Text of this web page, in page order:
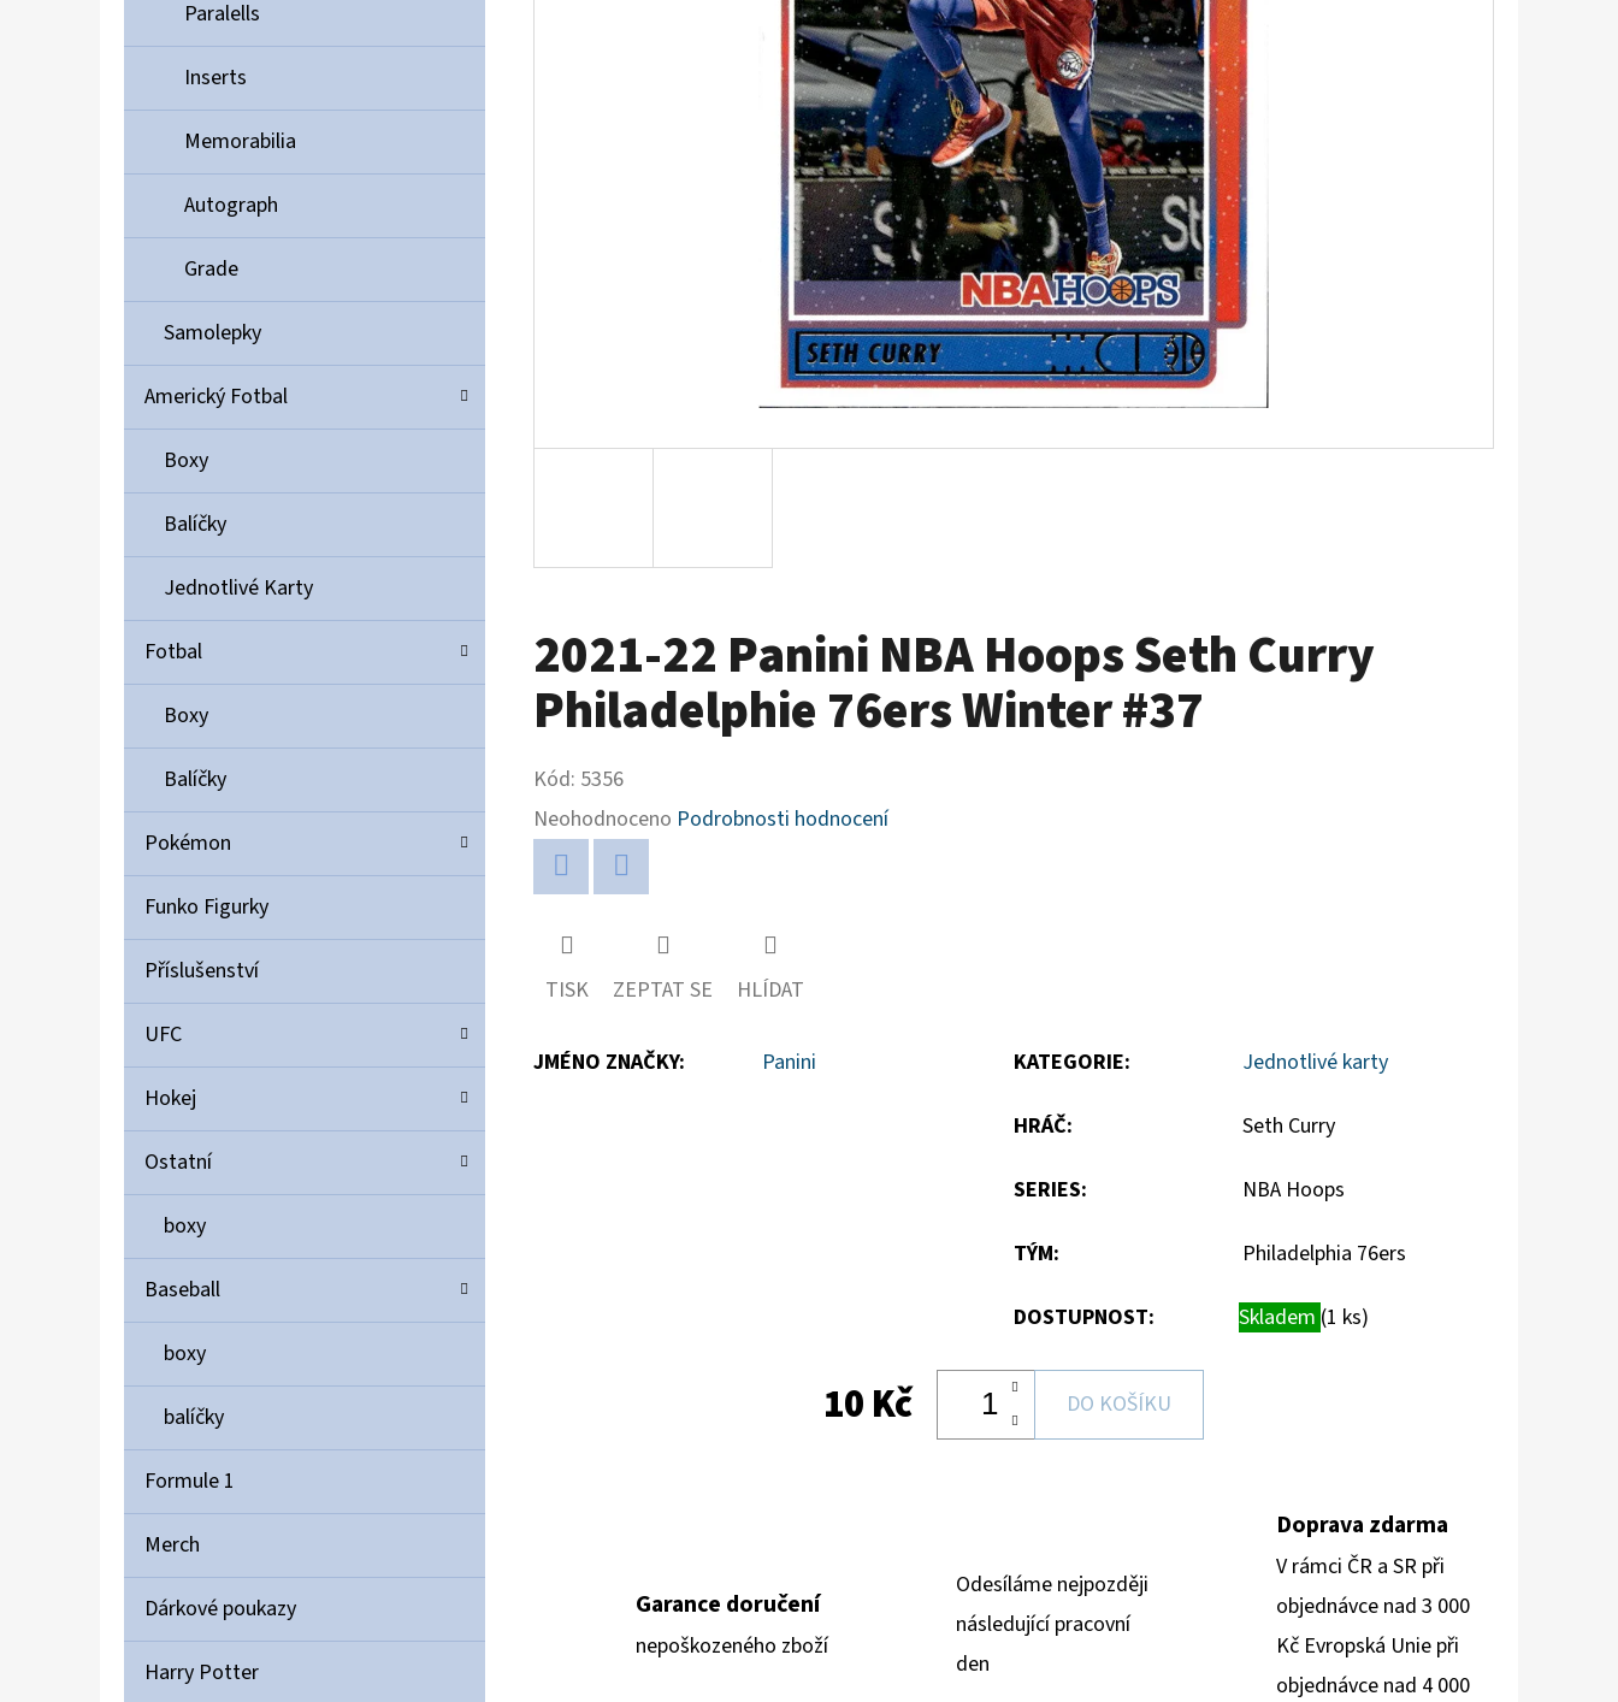
Paralells
Inserts
Memorabilia
Autograph
Grade
Samolepky
Americký Fotbal
Boxy
Balíčky
Jednotlivé Karty
Fotbal
Boxy
Balíčky
Pokémon
Funko Figurky
Příslušenství
UFC
Hokej
Ostatní
boxy
Baseball
boxy
balíčky
Formule 1
Merch
Dárkové poukazy
Harry Potter
2021-22 Panini NBA Hoops Seth Curry
Philadelphie 76ers Winter #37
Kód: 5356
Průměrné
hodnocení
produktu
0,0
5
Neohodnoceno Podrobnosti hodnocení
TISK ZEPTAT SE HLÍDAT
JMÉNO ZNAČKY: Panini KATEGORIE: Jednotlivé karty
HRÁČ: Seth Curry
SERIES: NBA Hoops
TÝM: Philadelphia 76ers
DOSTUPNOST: Skladem (1 ks)
10 Kč DO KOŠÍKU
Garance doručení
nepoškozeného zboží
Odesíláme nejpozději
následující pracovní
den
Doprava zdarma
V rámci ČR a SR při
objednávce nad 3 000
Kč Evropská Unie při
objednávce nad 4 000
ULTIMATE GUARD MAGNETIC CARD CASE 35PT
POKÉMON TCG: ME05 - PITCH BLACK
BOOSTER BUNDLE
990 Kč